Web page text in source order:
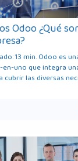
Odoo ¿Qué
13 min. Odoo es
uno que integra
cubrir las diversas